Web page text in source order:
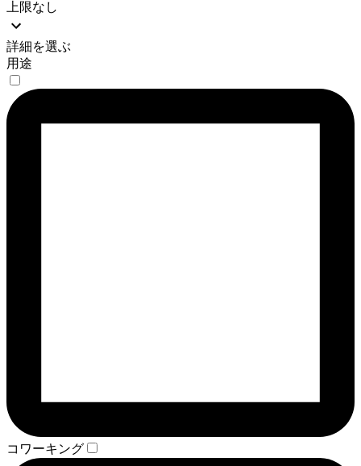
上限なし
詳細を選ぶ
用途
コワーキング